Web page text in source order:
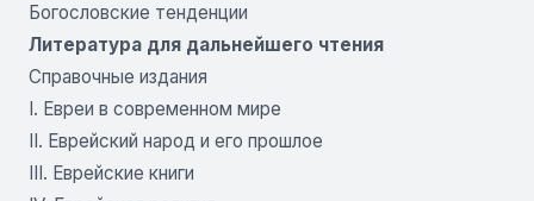
Богословские тенденции
Литература для дальнейшего чтения
Справочные издания
I. Евреи в современном мире
II. Еврейский народ и его прошлое
III. Еврейские книги